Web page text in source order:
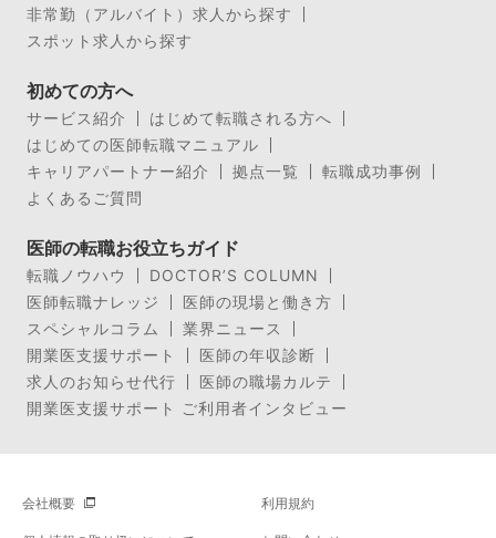
非常勤（アルバイト）求人から探す
スポット求人から探す
初めての方へ
サービス紹介
はじめて転職される方へ
はじめての医師転職マニュアル
キャリアパートナー紹介
拠点一覧
転職成功事例
よくあるご質問
医師の転職お役立ちガイド
転職ノウハウ
DOCTOR’S COLUMN
医師転職ナレッジ
医師の現場と働き方
スペシャルコラム
業界ニュース
開業医支援サポート
医師の年収診断
求人のお知らせ代行
医師の職場カルテ
開業医支援サポート ご利用者インタビュー
会社概要 利用規約